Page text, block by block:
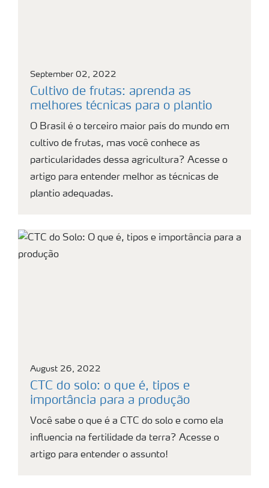
September 02, 2022
Cultivo de frutas: aprenda as
melhores técnicas para o plantio
O Brasil é o terceiro maior país do mundo em
cultivo de frutas, mas você conhece as
particularidades dessa agricultura? Acesse o
artigo para entender melhor as técnicas de
plantio adequadas.
August 26, 2022
CTC do solo: o que é, tipos e
importância para a produção
Você sabe o que é a CTC do solo e como ela
influencia na fertilidade da terra? Acesse o
artigo para entender o assunto!